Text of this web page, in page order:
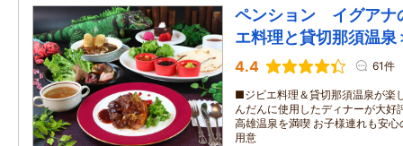
ペンション イグア
エ料理と貸切那須温泉
4.4 61件
■ジビエ料理＆貸切那須温泉が楽
んだんに使用したディナーが大好
高雄温泉を満喫 お子様連れも安
用意